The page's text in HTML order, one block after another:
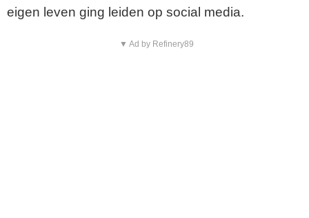
eigen leven ging leiden op social media.
▼ Ad by Refinery89